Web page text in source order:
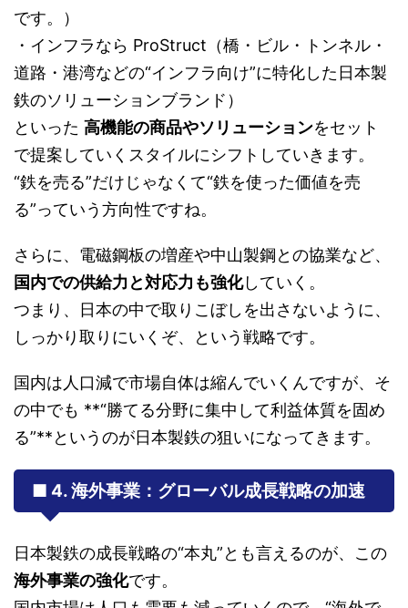
です。）
・インフラなら ProStruct（橋・ビル・トンネル・
道路・港湾などの“インフラ向け”に特化した日本製
鉄のソリューションブランド）
といった 高機能の商品やソリューションをセット
で提案していくスタイルにシフトしていきます。
“鉄を売る”だけじゃなくて“鉄を使った価値を売
る”っていう方向性ですね。
さらに、電磁鋼板の増産や中山製鋼との協業など、
国内での供給力と対応力も強化していく。
つまり、日本の中で取りこぼしを出さないように、
しっかり取りにいくぞ、という戦略です。
国内は人口減で市場自体は縮んでいくんですが、そ
の中でも **“勝てる分野に集中して利益体質を固め
る”**というのが日本製鉄の狙いになってきます。
■ 4. 海外事業：グローバル成長戦略の加速
日本製鉄の成長戦略の“本丸”とも言えるのが、この
海外事業の強化です。